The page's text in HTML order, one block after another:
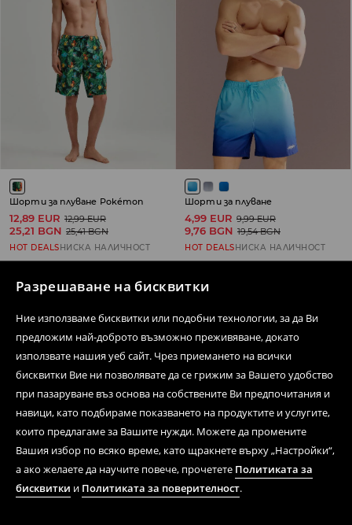
Разрешаване на бисквитки
Ние използваме бисквитки или подобни технологии, за да Ви
предложим най-доброто възможно преживяване, докато
използвате нашия уеб сайт. Чрез приемането на всички
бисквитки Вие ни позволявате да се грижим за Вашето удобство
при пазаруване въз основа на собствените Ви предпочитания и
навици, като подбираме показването на продуктите и услугите,
които предлагаме за Вашите нужди. Можете да промените
Вашия избор по всяко време, като щракнете върху „Настройки“,
а ако желаете да научите повече, прочетете Политиката за
бисквитки и Политиката за поверителност.
Шорти за плуване Pokémon
12,89 EUR 12,99 EUR
25,21 BGN 25,41 BGN
HOT DEALS НИСКА НАЛИЧНОСТ
Шорти за плуване
4,99 EUR 9,99 EUR
9,76 BGN 19,54 BGN
HOT DEALS НИСКА НАЛИЧНОСТ
Свържете се с нас
Форма за контакти
Последвай ни
Помощен център
Стационарна мрежа